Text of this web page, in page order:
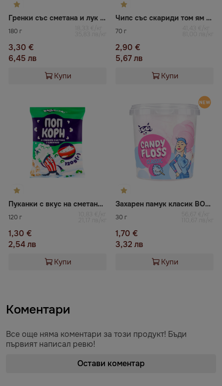
Гренки със сметана и лук Mario
180 г 18,33 €/кг
35,83 лв/кг
3,30 €
6,45 лв
Купи
Чипс със скариди том ям ZEN
70 г 41,43 €/кг
81,00 лв/кг
2,90 €
5,67 лв
Купи
Пуканки с вкус на сметана и лук BOOMZA
120 г 10,83 €/кг
21,17 лв/кг
1,30 €
2,54 лв
Купи
Захарен памук класик BOOMZA
30 г 56,67 €/кг
110,67 лв/кг
1,70 €
3,32 лв
Купи
Коментари
Все още няма коментари за този продукт! Бъди
първият написал ревю!
Остави коментар